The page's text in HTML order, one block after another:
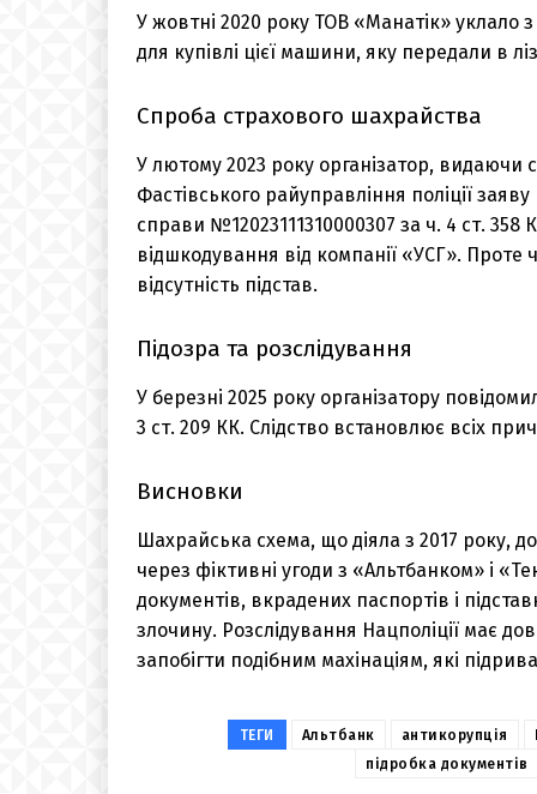
У жовтні 2020 року ТОВ «Манатік» уклало
для купівлі цієї машини, яку передали в
Спроба страхового шахрайства
У лютому 2023 року організатор, видаючи
Фастівського райуправління поліції
справи №12023111310000307 за ч. 4 ст.
відшкодування від компанії «УСГ». Проте
відсутність підстав.
Підозра та розслідування
У березні 2025 року організатору
3 ст. 209 КК. Слідство встановлює всіх
Висновки
Шахрайська схема, що діяла з 2017 року,
через фіктивні угоди з «Альтбанком» і
документів, вкрадених паспортів і
злочину. Розслідування Нацполіції має
запобігти подібним махінаціям, які
ТЕГИ Альтбанк антикорупція
підробка документів